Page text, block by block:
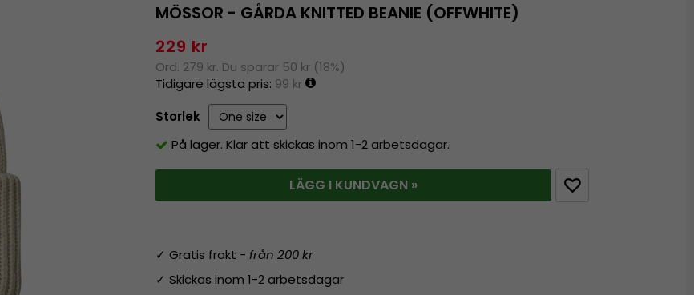
MÖSSOR - GÅRDA KNITTED BEANIE (OFFWHITE)
229 kr
Ord. 279 kr. Du sparar 50 kr (18%)
Tidigare lägsta pris: 99 kr
Storlek
På lager. Klar att skickas inom 1-2 arbetsdagar.
LÄGG I KUNDVAGN »
✓ Gratis frakt - från 200 kr
✓ Skickas inom 1-2 arbetsdagar